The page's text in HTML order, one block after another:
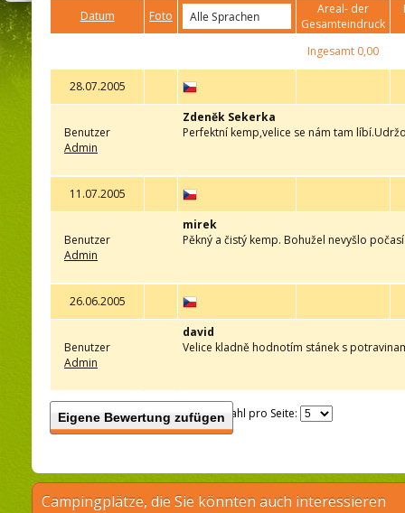
Datum
Foto
Areal- der
Gesamteindruck
Ingesamt 0,00
28.07.2005
Benutzer
Admin
Zdeněk Sekerka
Perfektní kemp,velice se nám tam
11.07.2005
Benutzer
Admin
mirek
Pěkný a čistý kemp. Bohužel nevyšlo počasí
26.06.2005
Benutzer
Admin
david
Velice kladně hodnotím stánek s
Eigene Bewertung zufügenAnzahl pro Seite:
Campingplätze, die Sie könnten auch interessieren